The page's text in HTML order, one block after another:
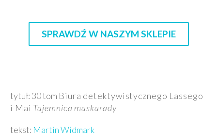
SPRAWDŹ W NASZYM SKLEPIE
tytuł: 30 tom Biura detektywistycznego Lassego
i Mai Tajemnica maskarady
tekst: Martin Widmark